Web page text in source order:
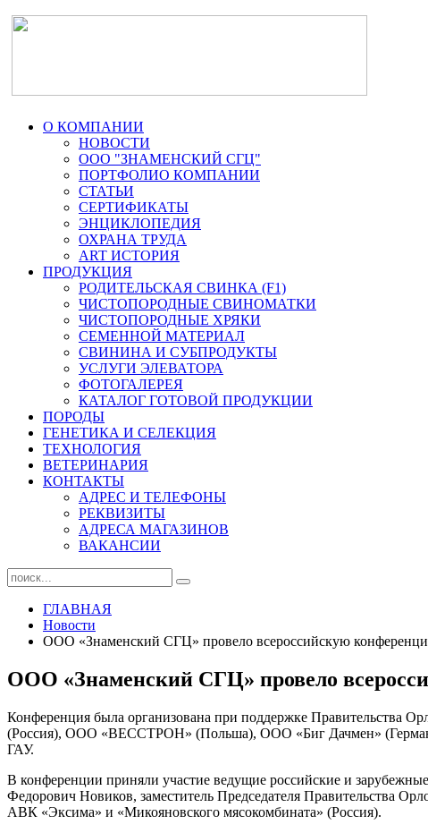
О КОМПАНИИ
НОВОСТИ
ООО "ЗНАМЕНСКИЙ СГЦ"
ПОРТФОЛИО КОМПАНИИ
СТАТЬИ
СЕРТИФИКАТЫ
ЭНЦИКЛОПЕДИЯ
ОХРАНА ТРУДА
ART ИСТОРИЯ
ПРОДУКЦИЯ
РОДИТЕЛЬСКАЯ СВИНКА (F1)
ЧИСТОПОРОДНЫЕ СВИНОМАТКИ
ЧИСТОПОРОДНЫЕ ХРЯКИ
СЕМЕННОЙ МАТЕРИАЛ
СВИНИНА И СУБПРОДУКТЫ
УСЛУГИ ЭЛЕВАТОРА
ФОТОГАЛЕРЕЯ
КАТАЛОГ ГОТОВОЙ ПРОДУКЦИИ
ПОРОДЫ
ГЕНЕТИКА И СЕЛЕКЦИЯ
ТЕХНОЛОГИЯ
ВЕТЕРИНАРИЯ
КОНТАКТЫ
АДРЕС И ТЕЛЕФОНЫ
РЕКВИЗИТЫ
АДРЕСА МАГАЗИНОВ
ВАКАНСИИ
ГЛАВНАЯ
Новости
ООО «Знаменский СГЦ» провело всероссийскую
ООО «Знаменский СГЦ» провело
Конференция была организована при поддержке
(Россия), ООО «ВЕССТРОН» (Польша), ООО «Биг Дачмен»
ГАУ.
В конференции приняли участие ведущие российские и
Федорович Новиков, заместитель Председателя Правительства
АВК «Эксима» и «Микояновского мясокомбината» (Россия).